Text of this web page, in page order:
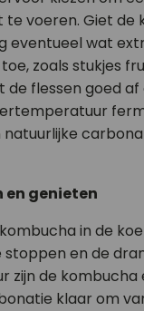
voeren. Giet de
eventueel wat
zoals stukjes
de flessen goed af
en genieten
in de
en de
zijn de kombucha
klaar om